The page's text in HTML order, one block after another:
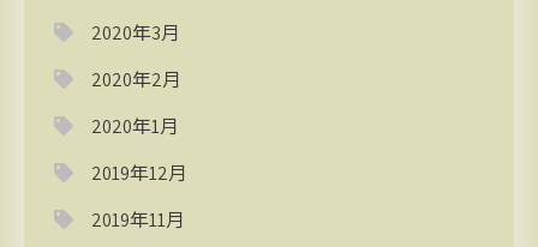
2020年3月
2020年2月
2020年1月
2019年12月
2019年11月